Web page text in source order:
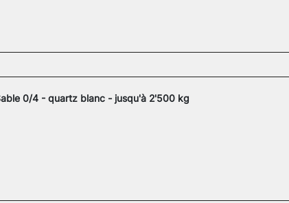
0/4 - quartz blanc - jusqu'à 2'500 kg